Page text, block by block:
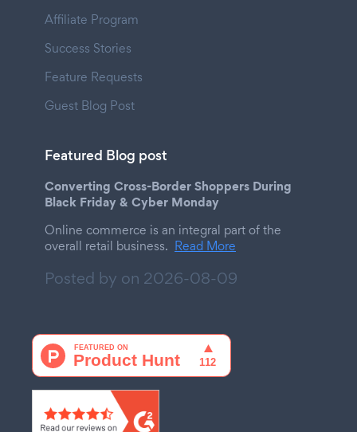
Affiliate Program
Success Stories
Feature Requests
Guest Blog Post
Featured Blog post
Converting Cross-Border Shoppers During
Black Friday & Cyber Monday
Online commerce is an integral part of the
overall retail business. Read More
Posted by on 2026-08-09